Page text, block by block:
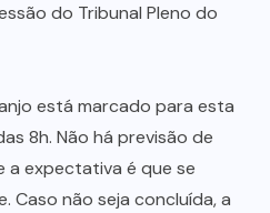
do Tribunal Pleno do
está marcado para esta
8h. Não há previsão de
a expectativa é que se
Caso não seja concluída, a